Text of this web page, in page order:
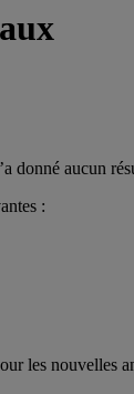
donné aucun
:
les nouvelles